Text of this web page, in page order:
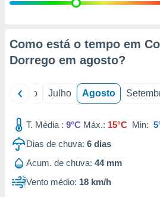
estudos
1199
Como está o tempo em
Dorrego em agosto?
Junho Julho Agosto
T. Média : 9°C Máx.: 15°C Min:
Dias de chuva: 6 dias
Acum. de chuva: 44 mm
Vento médio: 18 km/h